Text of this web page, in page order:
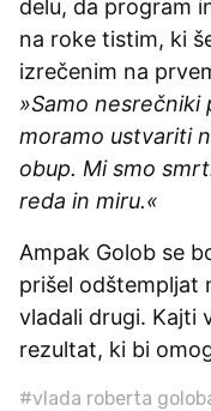
delu, da program
na roke tistim, ki
izrečenim na
»Samo nesrečniki
moramo ustvariti
obup. Mi smo
reda in miru.«
Ampak Golob se
prišel odštempljat
vladali drugi. Kajti
rezultat, ki bi
#vlada roberta